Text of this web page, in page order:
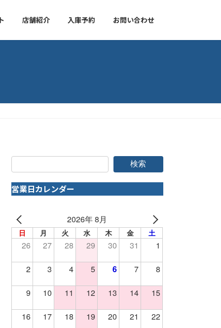
店舗紹介 入庫予約 お問い合わせ
検索
営業日カレンダー
2026年 8月
日 月 火 水 木 金 土
26 27 28 29 30 31 1
2 3 4 5 6 7 8
9 10 11 12 13 14 15
16 17 18 19 20 21 22